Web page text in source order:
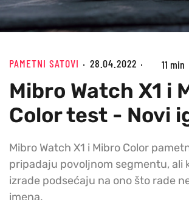
PAMETNI SATOVI 28.04.2022 11 min
Mibro Watch X1 i
Color test - Novi
Mibro Watch X1 i Mibro Color
pripadaju povoljnom segmentu, ali
izrade podsećaju na ono što rade
imena.